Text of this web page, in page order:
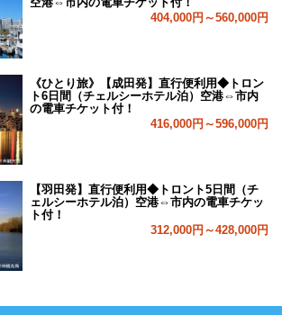
404,000円～560,000円
《ひとり旅》【成田発】直行便利用◆トロン
ト6日間（チェルシーホテル泊）空港⇔市内
の電車チケット付！
416,000円～596,000円
【羽田発】直行便利用◆トロント5日間（チ
ェルシーホテル泊）空港⇔市内の電車チケッ
ト付！
312,000円～428,000円